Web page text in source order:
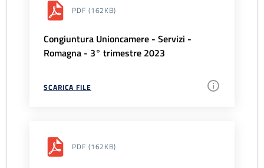
PDF (162KB)
Congiuntura Unioncamere - Servizi -
Romagna - 3° trimestre 2023
SCARICA FILE
PDF (162KB)